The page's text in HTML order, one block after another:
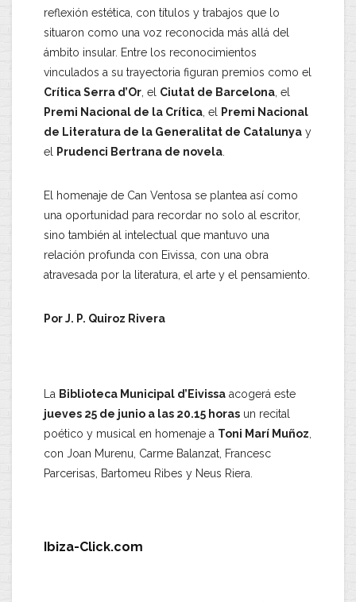
reflexión estética, con títulos y trabajos que lo
situaron como una voz reconocida más allá del
ámbito insular. Entre los reconocimientos
vinculados a su trayectoria figuran premios como el
Crítica Serra d’Or , el Ciutat de Barcelona , el
Premi Nacional de la Crítica , el
Premi Nacional
de Literatura de la Generalitat de Catalunya y
el
Prudenci Bertrana de novela
El homenaje de Can Ventosa se plantea así como
una oportunidad para recordar no solo al escritor,
sino también al intelectual que mantuvo una
relación profunda con Eivissa, con una obra
atravesada por la literatura, el arte y el pensamiento.
Por J. P. Quiroz Rivera
La Biblioteca Municipal d’Eivissa acogerá este
jueves 25 de junio a las 20.15 horas un recital
poético y musical en homenaje a Toni Marí Muñoz
con Joan Murenu, Carme Balanzat, Francesc
Parcerisas, Bartomeu Ribes y Neus Riera.
Ibiza-Click.com